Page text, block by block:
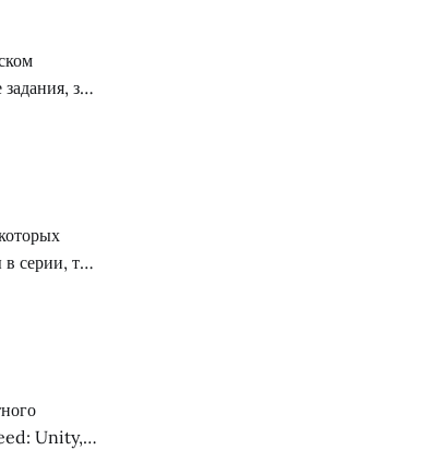
за
серии, то
их
Unity,